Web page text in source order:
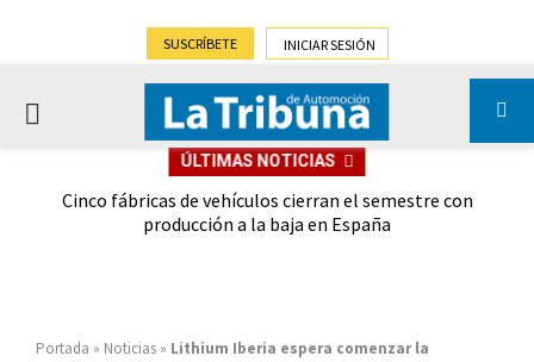
SUSCRÍBETE INICIAR SESIÓN
PRIMARY
ÚLTIMAS NOTICIAS
Cinco fábricas de vehículos cierran el semestre con
producción a la baja en España
Portada » Noticias » Lithium Iberia espera comenzar la